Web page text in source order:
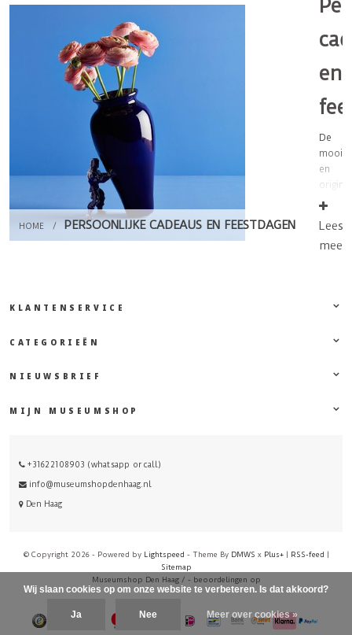
HOME / PERSOONLIJKE CADEAUS EN FEESTDAGEN
en
De
en
u op
Lees
meer
KLANTENSERVICE
CATEGORIEËN
NIEUWSBRIEF
MIJN MUSEUMSHOP
+31622108903 (whatsapp or call)
info@museumshopdenhaag.nl
Den Haag
© Copyright 2026 - Powered by Lightspeed - Theme By DMWS x Plus+| RSS-feed |
Sitemap
Museumshop Den Haag / - beoordelingen op
Wij slaan cookies op om onze website te verbeteren. Is dat akkoord?
Ja Nee Meer over cookies »